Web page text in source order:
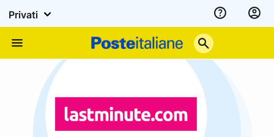
Privati
Assistenza
Italiane